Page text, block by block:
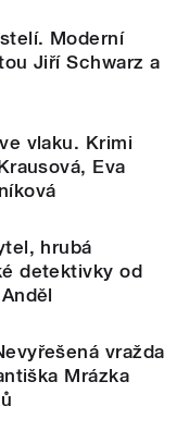
Moderní
Jiří Schwarz a
vlaku. Krimi
Eva
hrubá
detektivky od
vražda
Mrázka